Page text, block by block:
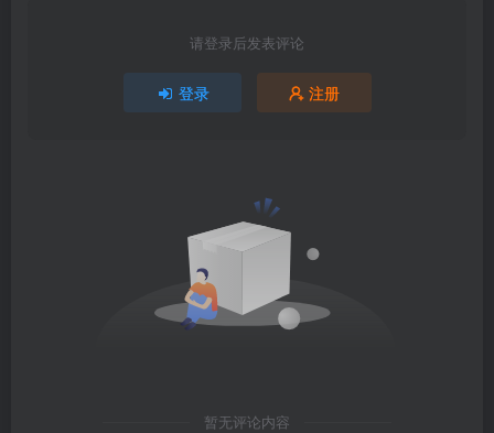
请登录后发表评论
登录 注册
暂无评论内容